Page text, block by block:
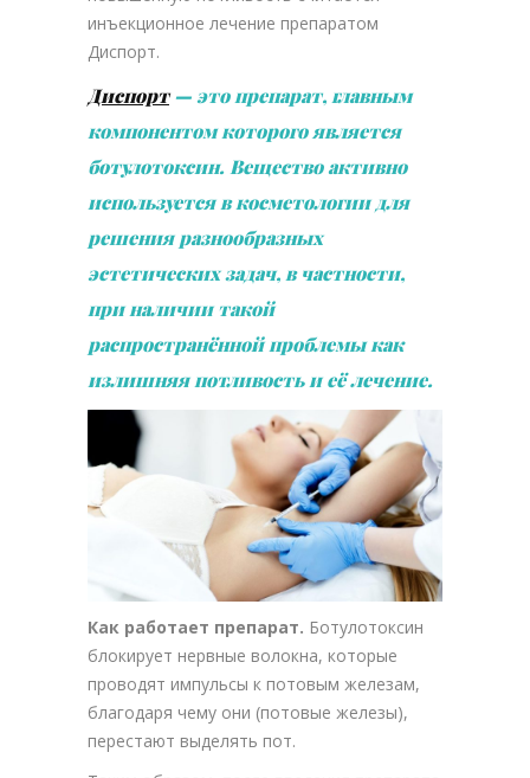
инъекционное лечение препаратом
Диспорт.
Диспорт— это препарат, главным
компонентом которого является
ботулотоксин. Вещество активно
используется в косметологии для
решения разнообразных
эстетических задач, в частности,
при наличии такой
распространённой проблемы как
излишняя потливость и её лечение.
Как работает препарат. Ботулотоксин
блокирует нервные волокна, которые
проводят импульсы к потовым железам,
благодаря чему они (потовые железы),
перестают выделять пот.